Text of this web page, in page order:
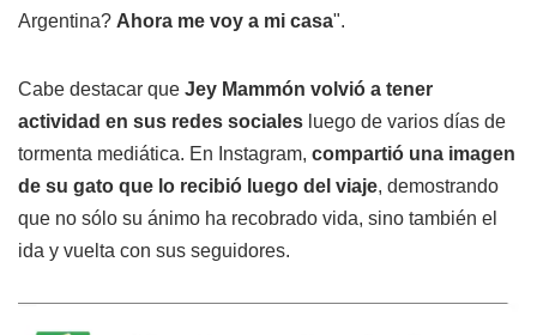
Argentina? Ahora me voy a mi casa".
Cabe destacar que Jey Mammón volvió a tener
actividad en sus redes sociales luego de varios días de
tormenta mediática. En Instagram, compartió una imagen
de su gato que lo recibió luego del viaje, demostrando
que no sólo su ánimo ha recobrado vida, sino también el
ida y vuelta con sus seguidores.